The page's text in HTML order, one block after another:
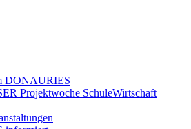
DONAURIES
Projektwoche SchuleWirtschaft